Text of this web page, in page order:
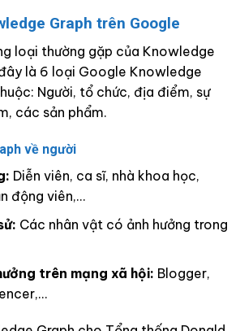
Graph trên Google
loại thường gặp của Knowledge
là 6 loại Google Knowledge
Người, tổ chức, địa điểm, sự
các sản phẩm.
về người
Diễn viên, ca sĩ, nhà khoa học,
động viên,…
Các nhân vật có ảnh hưởng trong
trên mạng xã hội: Blogger,